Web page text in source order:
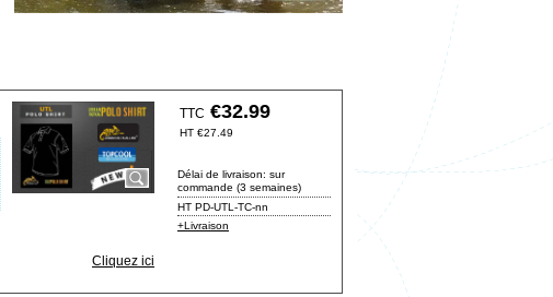
TTC €32.99
HT €27.49
Délai de livraison: sur
commande (3 semaines)
HT PD-UTL-TC-nn
+Livraison
Cliquez ici